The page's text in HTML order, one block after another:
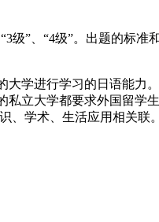
级”、“4级”。出题的标
学进行学习的日语能力
立大学都要求外国留学
、学术、生活应用相关联。